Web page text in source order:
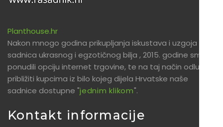
Planthouse.hr
Nakon mnogo godina prikupljanja iskustava i uzgoja
sadnica ukrasnog i egzotičnog bilja , 2015. godine smo
ponudili opciju internet trgovine, te na taj način odlučili
približiti kupcima iz bilo kojeg dijela Hrvatske naše
sadnice dostupne "jednim klikom".
Kontakt informacije